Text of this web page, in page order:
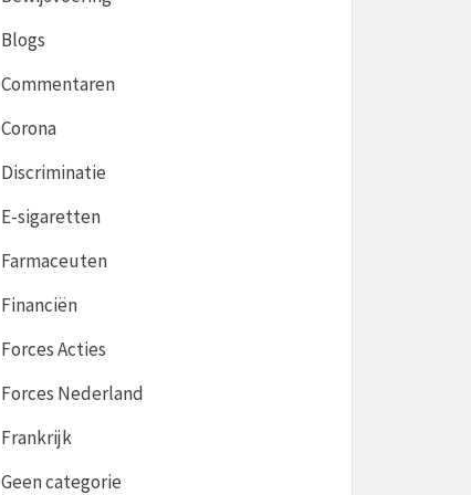
Blogs
Commentaren
Corona
Discriminatie
E-sigaretten
Farmaceuten
Financiën
Forces Acties
Forces Nederland
Frankrijk
Geen categorie